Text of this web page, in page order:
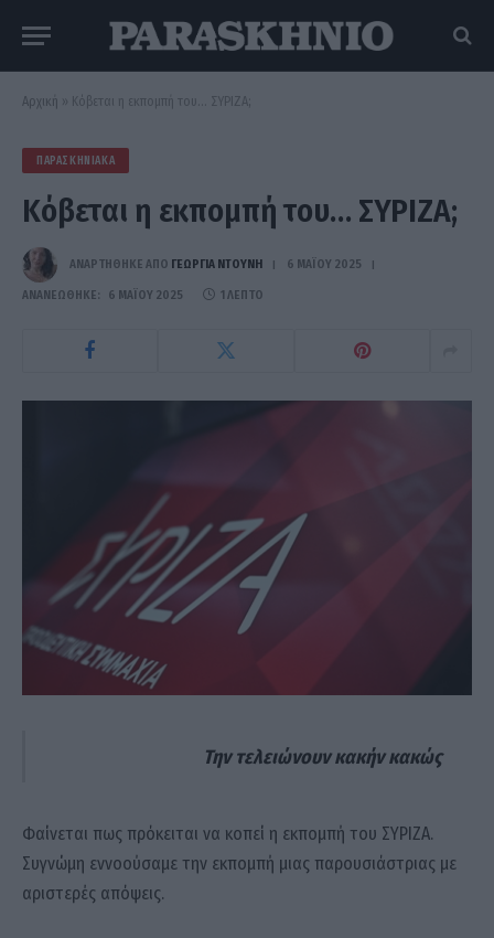
Αρχική » Κόβεται η εκπομπή του… ΣΥΡΙΖΑ;
ΠΑΡΑΣΚΗΝΙΑΚΆ
Κόβεται η εκπομπή του… ΣΥΡΙΖΑ;
ΑΝΑΡΤΗΘΗΚΕ ΑΠΟ ΓΕΩΡΓΊΑ ΝΤΟΎΝΗ 6 ΜΑΪ́ΟΥ 2025
ΑΝΑΝΕΏΘΗΚΕ: 6 ΜΑΪ́ΟΥ 2025 1 ΛΕΠΤΌ
Την τελειώνουν κακήν κακώς
Φαίνεται πως πρόκειται να κοπεί η εκπομπή του ΣΥΡΙΖΑ.
Συγνώμη εννοούσαμε την εκπομπή μιας παρουσιάστριας με
αριστερές απόψεις.